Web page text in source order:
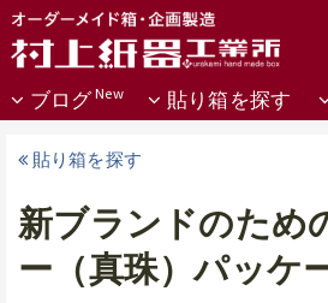
貼り箱を探す
ブログ
貼り箱を探す
新ブランドのため
ー（真珠）パッケ